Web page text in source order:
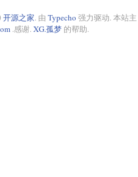
开源之家. 由 Typecho 强力驱动. 本站主
.感谢. XG.孤梦的帮助.